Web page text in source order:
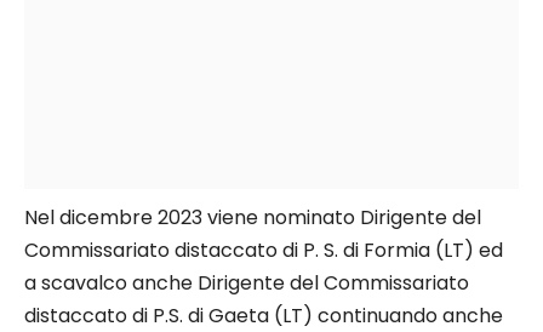
Nel dicembre 2023 viene nominato Dirigente del
Commissariato distaccato di P. S. di Formia (LT) ed
a scavalco anche Dirigente del Commissariato
distaccato di P.S. di Gaeta (LT) continuando anche